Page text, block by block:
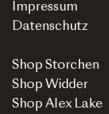
Impressum
Datenschutz
Shop Storchen
Shop Widder
Shop Alex Lake